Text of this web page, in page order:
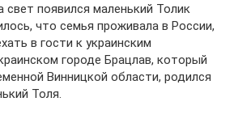
свет появился маленький Толик
что семья проживала в России,
в гости к украинским
городе Брацлав, который
Винницкой области, родился
Толя.